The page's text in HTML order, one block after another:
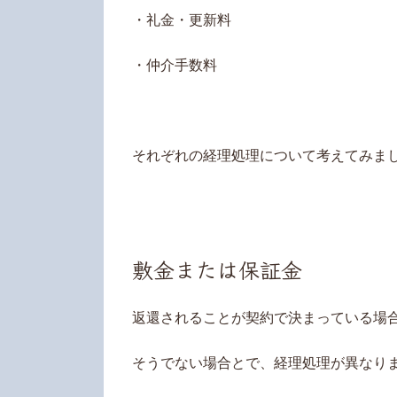
・礼金・更新料
・仲介手数料
それぞれの経理処理について考えてみま
敷金または保証金
返還されることが契約で決まっている場合
そうでない場合とで、経理処理が異なり